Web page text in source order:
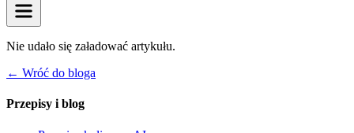
Nie udało się załadować artykułu.
← Wróć do bloga
Przepisy i blog